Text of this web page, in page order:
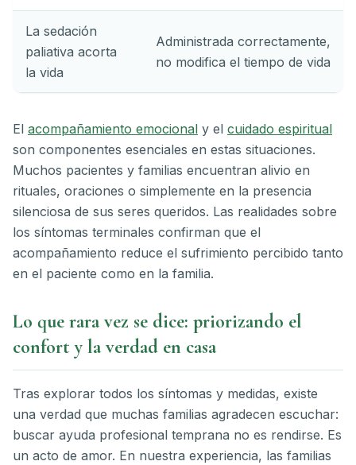
La sedación
paliativa acorta
la vida
Administrada correctamente,
no modifica el tiempo de vida
El acompañamiento emocional y el cuidado espiritual
son componentes esenciales en estas situaciones.
Muchos pacientes y familias encuentran alivio en
rituales, oraciones o simplemente en la presencia
silenciosa de sus seres queridos. Las realidades sobre
los síntomas terminales confirman que el
acompañamiento reduce el sufrimiento percibido tanto
en el paciente como en la familia.
Lo que rara vez se dice: priorizando el
confort y la verdad en casa
Tras explorar todos los síntomas y medidas, existe
una verdad que muchas familias agradecen escuchar:
buscar ayuda profesional temprana no es rendirse. Es
un acto de amor. En nuestra experiencia, las familias